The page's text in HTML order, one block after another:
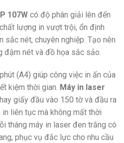
107W có độ phân giải lên đến
lượng in vượt trội, ổn định
sắc nét, chuyên nghiệp. Tạo nên
đậm nét và đồ họa sắc sảo.
(A4) giúp công việc in ấn của
kiệm thời gian. Máy in laser
giấy đầu vào 150 tờ và đầu ra
liên tục mà không mất thời
tháng máy in laser đen trắng có
phục vụ đắc lực cho nhu cầu